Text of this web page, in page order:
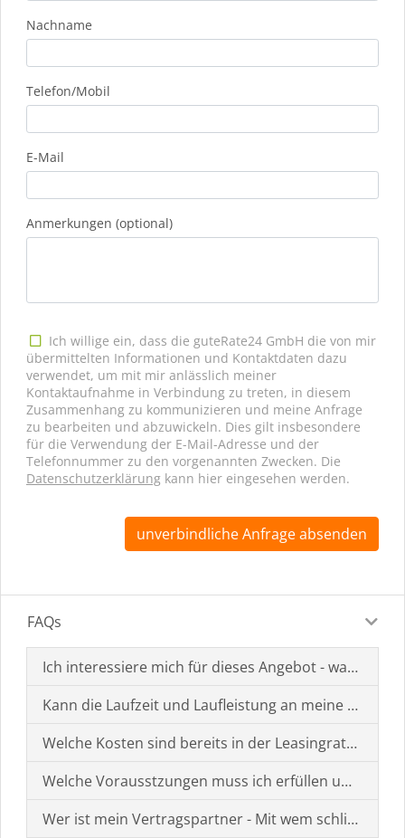
Nachname
Telefon/Mobil
E-Mail
Anmerkungen (optional)
Ich willige ein, dass die guteRate24 GmbH die von mir
übermittelten Informationen und Kontaktdaten dazu
verwendet, um mit mir anlässlich meiner
Kontaktaufnahme in Verbindung zu treten, in diesem
Zusammenhang zu kommunizieren und meine Anfrage
zu bearbeiten und abzuwickeln. Dies gilt insbesondere
für die Verwendung der E-Mail-Adresse und der
Telefonnummer zu den vorgenannten Zwecken. Die
Datenschutzerklärung kann hier eingesehen werden.
unverbindliche Anfrage absenden
FAQs
Ich interessiere mich für dieses Angebot - was muss
Kann die Laufzeit und Laufleistung an meine
Welche Kosten sind bereits in der Leasingrate
Welche Vorausstzungen muss ich erfüllen um einen
Wer ist mein Vertragspartner - Mit wem schließe ich